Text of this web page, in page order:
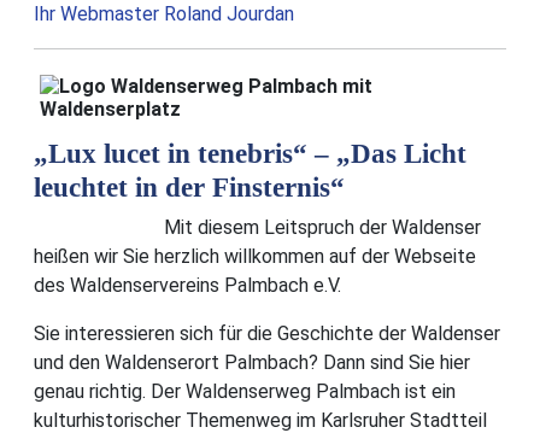
Ihr Webmaster Roland Jourdan
„Lux lucet in tenebris“ – „Das Licht
leuchtet in der Finsternis“
Mit diesem Leitspruch der Waldenser
heißen wir Sie herzlich willkommen auf der Webseite
des Waldenservereins Palmbach e.V.
Sie interessieren sich für die Geschichte der Waldenser
und den Waldenserort Palmbach? Dann sind Sie hier
genau richtig. Der Waldenserweg Palmbach ist ein
kulturhistorischer Themenweg im Karlsruher Stadtteil